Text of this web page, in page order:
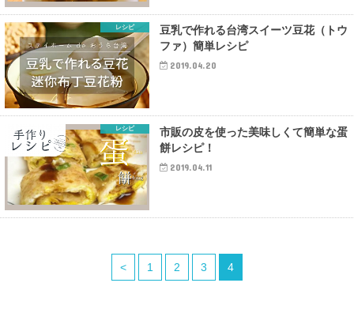
レシピ
豆乳で作れる台湾スイーツ豆花（トウ
ファ）簡単レシピ
2019.04.20
レシピ
市販の皮を使った美味しくて簡単な蛋
餅レシピ！
2019.04.11
< 1 2 3 4